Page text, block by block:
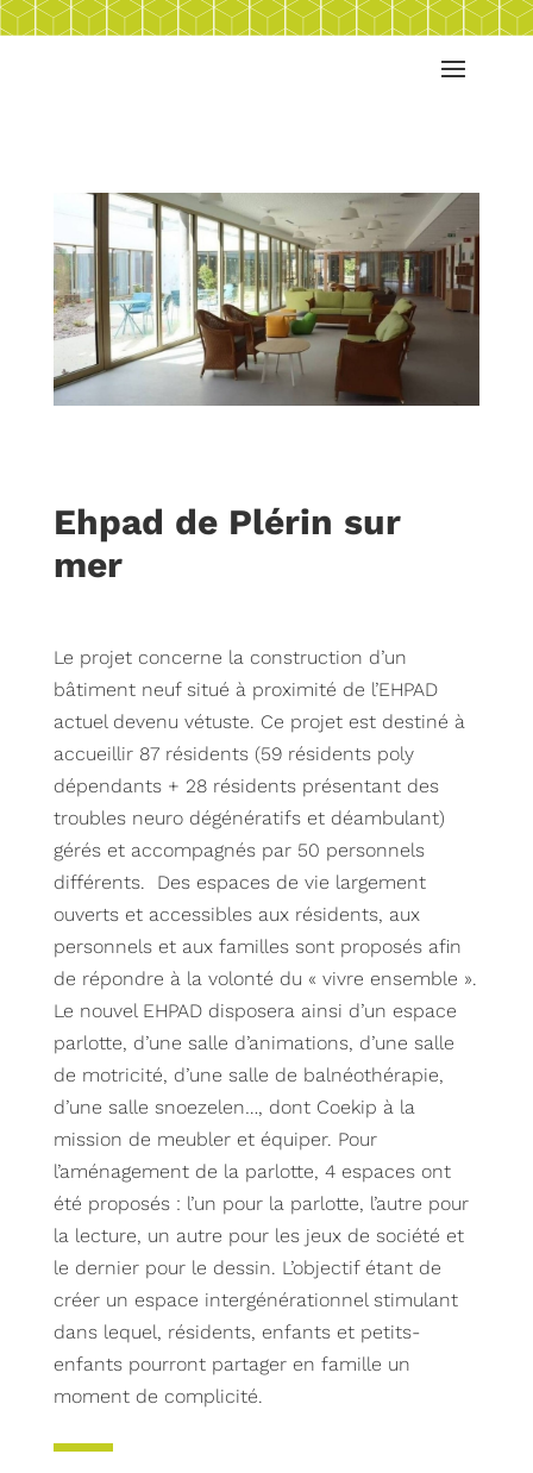
Ehpad de Plérin sur
mer
Le projet concerne la construction d’un
bâtiment neuf situé à proximité de l’EHPAD
actuel devenu vétuste. Ce projet est destiné à
accueillir 87 résidents (59 résidents poly
dépendants + 28 résidents présentant des
troubles neuro dégénératifs et déambulant)
gérés et accompagnés par 50 personnels
différents. Des espaces de vie largement
ouverts et accessibles aux résidents, aux
personnels et aux familles sont proposés afin
de répondre à la volonté du « vivre ensemble ».
Le nouvel EHPAD disposera ainsi d’un espace
parlotte, d’une salle d’animations, d’une salle
de motricité, d’une salle de balnéothérapie,
d’une salle snoezelen…, dont Coekip à la
mission de meubler et équiper. Pour
l’aménagement de la parlotte, 4 espaces ont
été proposés : l’un pour la parlotte, l’autre pour
la lecture, un autre pour les jeux de société et
le dernier pour le dessin. L’objectif étant de
créer un espace intergénérationnel stimulant
dans lequel, résidents, enfants et petits-
enfants pourront partager en famille un
moment de complicité.